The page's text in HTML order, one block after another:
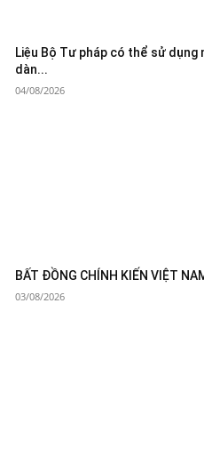
Liệu Bộ Tư pháp có thể sử
dàn...
04/08/2026
BẤT ĐỒNG CHÍNH KIẾN VIỆT
03/08/2026